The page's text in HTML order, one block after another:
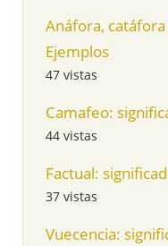
Anáfora, catáfora
Ejemplos
47 vistas
Camafeo:
44 vistas
Factual:
37 vistas
Vuecencia: